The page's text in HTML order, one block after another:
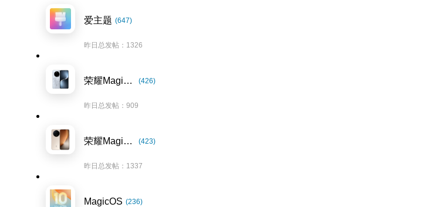
爱主题 (647)
昨日总发帖：1326
荣耀Magic7系列 (426)
昨日总发帖：909
荣耀Magic8系列 (423)
昨日总发帖：1337
MagicOS (236)